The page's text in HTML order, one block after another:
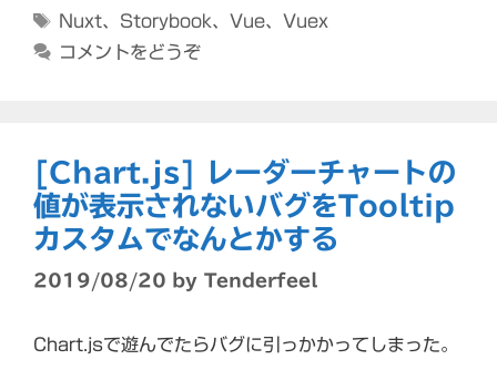
テ
タ
グ
Nuxt、 Storybook、 Vue、 Vuex
コメントをどうぞ
[Chart.js] レーダーチャートの
値が表示されないバグをTooltip
カスタムでなんとかする
2019/08/20 by Tenderfeel
Chart.jsで遊んでたらバグに引っかかってしまった。